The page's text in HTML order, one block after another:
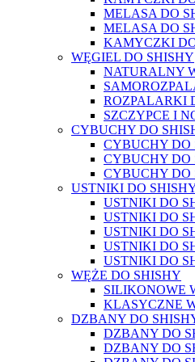
MELASA DO
MELASA DO
KAMYCZKI
WĘGIEL DO SHISHY
NATURALNY
ROZPALARKI
SZCZYPCE I
CYBUCHY DO
CYBUCHY DO
CYBUCHY DO
CYBUCHY DO
USTNIKI DO
USTNIKI DO
USTNIKI DO
USTNIKI DO
USTNIKI DO
USTNIKI DO
WĘŻE DO SHISHY
SILIKONOWE
KLASYCZNE
DZBANY DO
DZBANY DO
DZBANY DO